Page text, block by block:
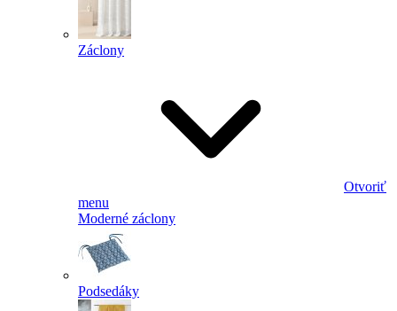
Záclony
Otvoriť
menu
Moderné záclony
Podsedáky